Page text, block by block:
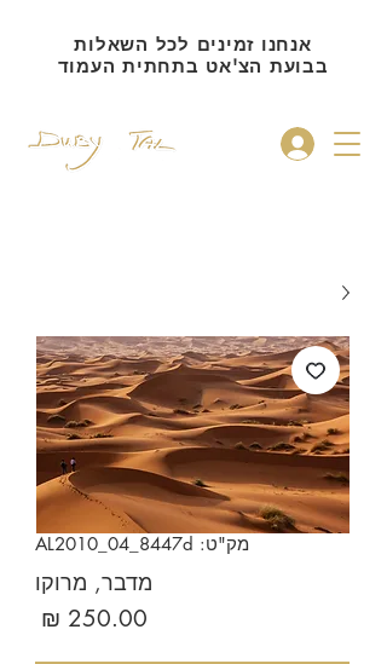
אנחנו זמינים לכל השאלות
בבועת הצ'אט בתחתית העמוד
מק"ט: AL2010_04_8447d
מדבר, מרוקו